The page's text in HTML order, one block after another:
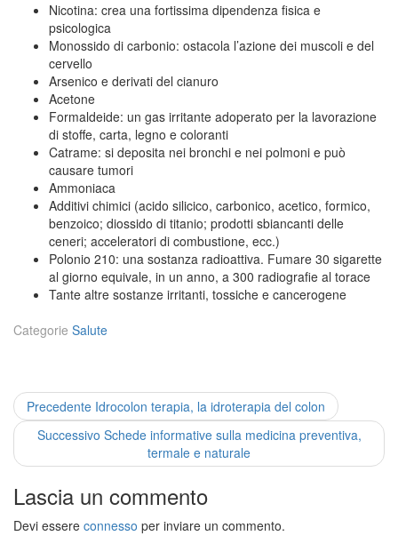
Nicotina: crea una fortissima dipendenza fisica e
psicologica
Monossido di carbonio: ostacola l’azione dei muscoli e del
cervello
Arsenico e derivati del cianuro
Acetone
Formaldeide: un gas irritante adoperato per la lavorazione
di stoffe, carta, legno e coloranti
Catrame: si deposita nei bronchi e nei polmoni e può
causare tumori
Ammoniaca
Additivi chimici (acido silicico, carbonico, acetico, formico,
benzoico; diossido di titanio; prodotti sbiancanti delle
ceneri; acceleratori di combustione, ecc.)
Polonio 210: una sostanza radioattiva. Fumare 30 sigarette
al giorno equivale, in un anno, a 300 radiografie al torace
Tante altre sostanze irritanti, tossiche e cancerogene
Categorie Salute
Navigazione
articoli
Precedente Previous
post:
Idrocolon terapia, la idroterapia del colon
Successivo Next
Schede informative sulla medicina preventiva,
termale e naturale
Lascia un commento
Devi essere connesso per inviare un commento.